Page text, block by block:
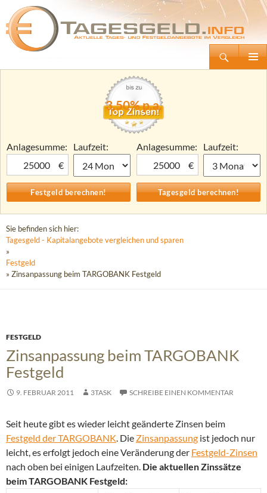
Tagesgeld.info – Tagesgeldkonten vergleichen und Tagesgeld-Zinsen berechnen
Zum
3,50% p.a.
Anlagesumme:
€
Laufzeit:
Anlagesumme:
€
Laufzeit:
Sie befinden sich hier:
Tagesgeld - Kapitalangebote vergleichen und sparen
»
Festgeld
» Zinsanpassung beim TARGOBANK Festgeld
FESTGELD
Zinsanpassung beim TARGOBANK
Festgeld
9. FEBRUAR 2011 3TASK SCHREIBE EINEN KOMMENTAR
Seit heute gibt es wieder leicht geänderte Zinsen beim
Festgeld der TARGOBANK. Die Zinsanpassung ist jedoch nur
leicht, es erfolgt jedoch eine Veränderung der Festgeld-Zinsen
nach oben bei einigen Laufzeiten. Die aktuellen Zinssätze
beim TARGOBANK Festgeld: